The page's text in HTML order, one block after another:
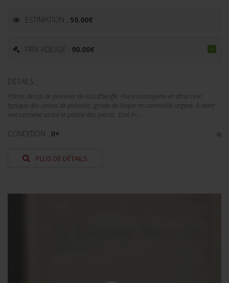
ESTIMATION : 50.00€
PRIX ADJUGÉ : 90.00€
DÉTAILS :
Pattes de col de pionnier de la Luftwaffe. Paire homogene en drap noir
typique des unites de pionnier, grade de Major en cannetille argent. A noter
une certaine usure et patine des pieces. Etat II+....
CONDITION : II+
PLUS DE DÉTAILS